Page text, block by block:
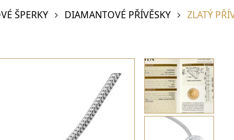
ŠPERKY DIAMANTOVÉ PŘÍVĚSKY ZLATÝ